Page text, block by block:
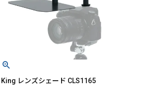
King レンズシェード CLS1165